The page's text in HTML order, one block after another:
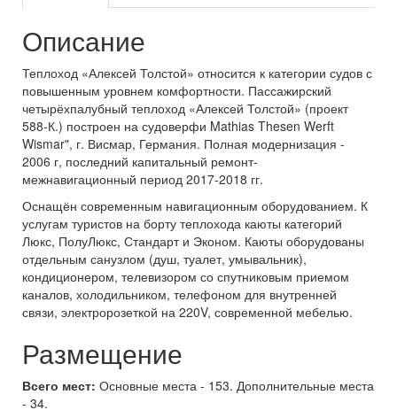
Описание
Теплоход «Алексей Толстой» относится к категории судов с
повышенным уровнем комфортности. Пассажирский
четырёхпалубный теплоход «Алексей Толстой» (проект
588-К.) построен на судоверфи Mathias Thesen Werft
Wismar", г. Висмар, Германия. Полная модернизация -
2006 г, последний капитальный ремонт-
межнавигационный период 2017-2018 гг.
Оснащён современным навигационным оборудованием. К
услугам туристов на борту теплохода каюты категорий
Люкс, ПолуЛюкс, Стандарт и Эконом. Каюты оборудованы
отдельным санузлом (душ, туалет, умывальник),
кондиционером, телевизором со спутниковым приемом
каналов, холодильником, телефоном для внутренней
связи, электророзеткой на 220V, современной мебелью.
Размещение
Всего мест: Основные места - 153. Дополнительные места
- 34.